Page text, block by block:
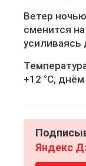
Ветер
сменится
усиливаясь
+12 °C,
Яндекс